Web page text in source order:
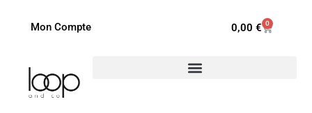
Mon Compte 0,00 € 0